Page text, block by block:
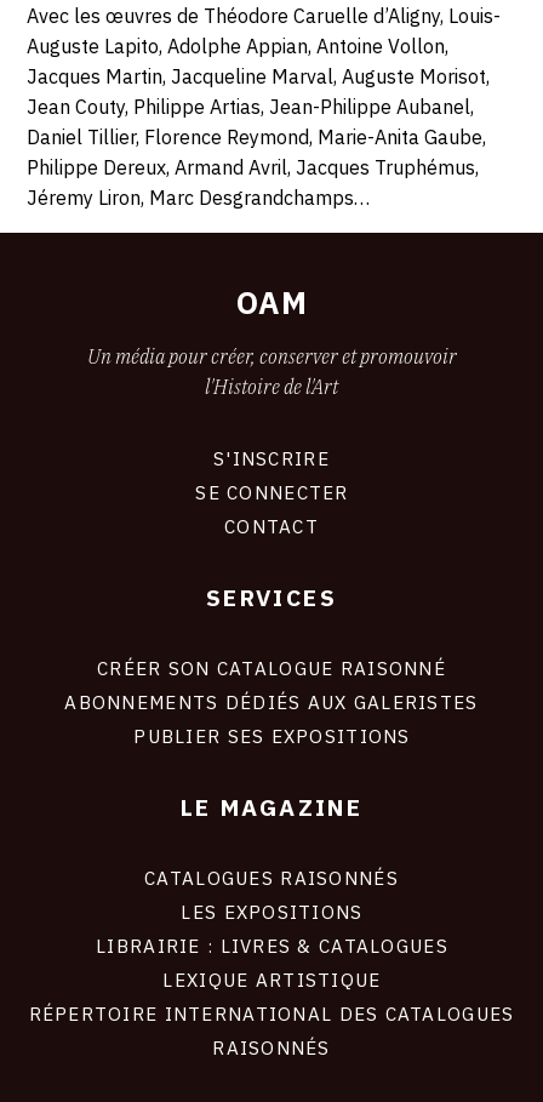
Avec les œuvres de Théodore Caruelle d’Aligny, Louis-
Auguste Lapito, Adolphe Appian, Antoine Vollon,
Jacques Martin, Jacqueline Marval, Auguste Morisot,
Jean Couty, Philippe Artias, Jean-Philippe Aubanel,
Daniel Tillier, Florence Reymond, Marie-Anita Gaube,
Philippe Dereux, Armand Avril, Jacques Truphémus,
Jéremy Liron, Marc Desgrandchamps…
OAM
Un média pour créer, conserver et promouvoir
l'Histoire de l'Art
S'INSCRIRE
SE CONNECTER
CONTACT
SERVICES
CRÉER SON CATALOGUE RAISONNÉ
ABONNEMENTS DÉDIÉS AUX GALERISTES
PUBLIER SES EXPOSITIONS
LE MAGAZINE
CATALOGUES RAISONNÉS
LES EXPOSITIONS
LIBRAIRIE : LIVRES & CATALOGUES
LEXIQUE ARTISTIQUE
RÉPERTOIRE INTERNATIONAL DES CATALOGUES
RAISONNÉS